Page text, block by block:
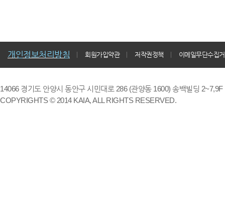
개인정보처리방침 회원가입약관 저작권정책 이메일무단수집
14066 경기도 안양시 동안구 시민대로 286 (관양동 1600) 송백빌딩
COPYRIGHTS © 2014 KAIA, ALL RIGHTS RESERVED.